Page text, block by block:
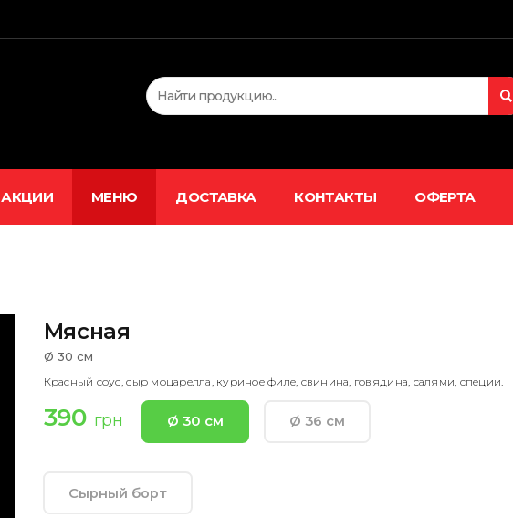
АКЦИИ МЕНЮ ДОСТАВКА КОНТАКТЫ ОФЕРТА
Мясная
Ø 30 см
Красный соус, сыр моцарелла, куриное филе, свинина, говядина, салями, специи.
390 грн Ø 30 см Ø 36 см
Сырный борт